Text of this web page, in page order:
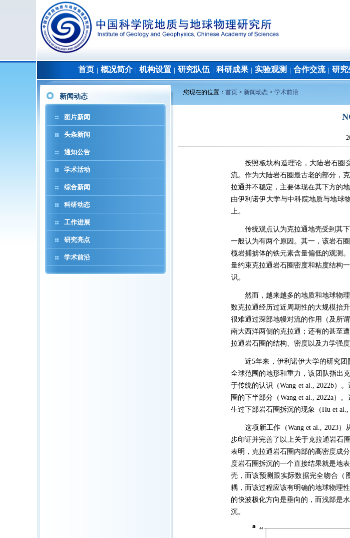
首页 概况简介│ 机构设置 研究队伍 科研成果│ 实验观测 合作交流│ 研究
新闻动态
图片新闻
头条新闻
通知公告
学术活动
综合新闻
科研动态
工作进展
研究亮点
学术前沿
您现在的位置： 首页 > 新闻动态 > 学术前沿
按照板块构造理论，大陆岩石圈
流。作为大陆岩石圈最古老的部分，
拉通并不稳定，主要体现在其下方的
由伊利诺伊大学与中科院地质与地球
上。
传统观点认为克拉通地壳受到其
一般认为有两个原因。其一，该岩石
榄岩捕掳体的铁元素含量偏低的观测
量约束克拉通岩石圈密度和粘度结构
识。
然而，越来越多的地质和地球物
数克拉通经历过近周期性的大规模抬
很难通过深部地幔对流的作用（及所
南大西洋两侧的克拉通；还有的甚至
拉通岩石圈的结构、密度以及力学强度
近5年来，伊利诺伊大学的研究
全球范围的地形和重力，该团队指出
于传统的认识（Wang et al., 2022b）。
圈的下半部分（ Wang et al., 2022a）。
生过下部岩石圈拆沉的现象（Hu et al.,
这项新工作（Wang et al., 2023）
步印证并完善了以上关于克拉通岩石
表明，克拉通岩石圈内部的高密度成
度岩石圈拆沉的一个直接结果就是地
壳，而该预测跟实际数据完全吻合（
耦，而该过程应该有明确的地球物理
的快波极化方向是垂向的，而浅部是
沉。